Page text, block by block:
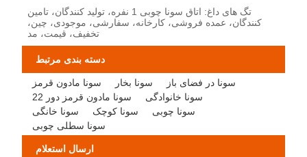
تگ های داغ: اتاق سونا چوبی 1 نفره، تولید کنندگان، تامین
کنندگان، عمده فروشی، کارخانه، سفارشی، موجودی، چین،
تخفیف، قیمت، مد
دسته بندی مرتبط
سونا مادون قرمز سونا بخار
سونا در فضای باز
22 سونا مادون قرمز دور
سونا خانوادگی
سونا خانگی
سونا کوچک
سونا چوبی
سونا سطلی چوبی
ارسال استعلام